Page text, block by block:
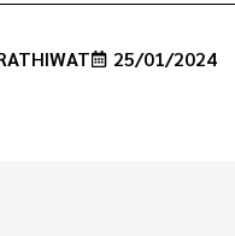
25/01/2024